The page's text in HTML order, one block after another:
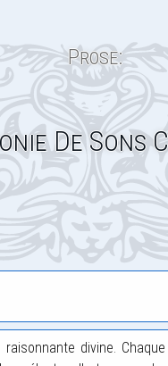
Prose:
De Sons
divine.